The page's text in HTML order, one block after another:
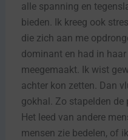
alle spanning en
bieden. Ik kreeg ook
die zich aan me
dominant en had in
meegemaakt. Ik wist
achter kon zetten. Dan
gokhal. Zo stapelden de
Het leed van andere
mensen zie bedelen, of